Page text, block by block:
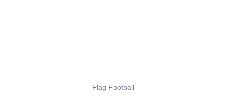
Flag Football